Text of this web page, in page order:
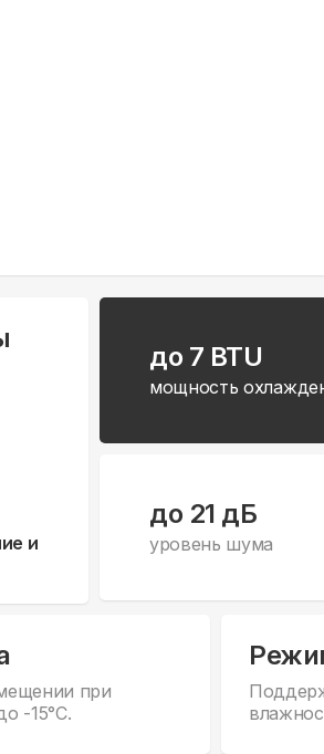
и
до 7 BTU
мощность
до 21 дБ
уровень шума
при
-15°С.